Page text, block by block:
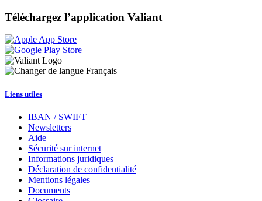
Téléchargez l’application Valiant
Français
Liens utiles
IBAN / SWIFT
Newsletters
Aide
Sécurité sur internet
Informations juridiques
Déclaration de confidentialité
Mentions légales
Documents